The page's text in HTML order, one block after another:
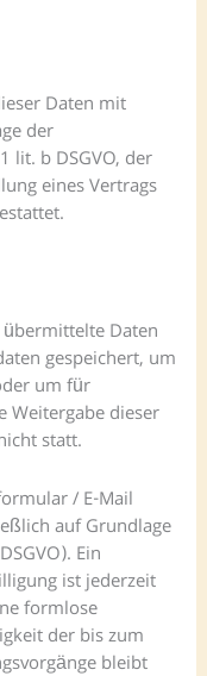
Daten mit
der
lit. b DSGVO, der
eines Vertrags
Daten
gespeichert, um
um für
Weitergabe dieser
statt.
/ E-Mail
auf Grundlage
Ein
ist jederzeit
formlose
der bis zum
bleibt